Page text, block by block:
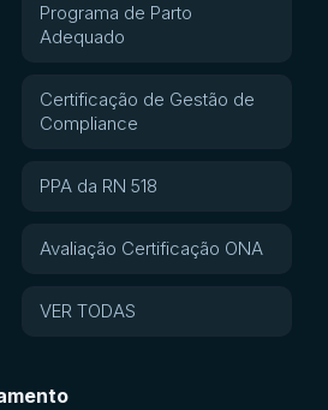
Programa de Parto
Adequado
Certificação de Gestão de
Compliance
PPA da RN 518
Avaliação Certificação ONA
VER TODAS